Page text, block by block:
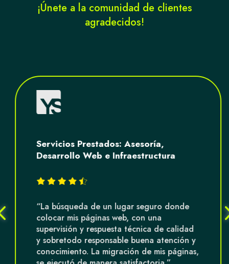
¡Únete a la comunidad de clientes
agradecidos!
Servicios Prestados:Asesoría,
Desarrollo Web e Infraestructura
“La búsqueda de un lugar seguro donde
colocar mis páginas web, con una
supervisión y respuesta técnica de calidad
y sobretodo responsable buena atención y
conocimiento. La migración de mis páginas,